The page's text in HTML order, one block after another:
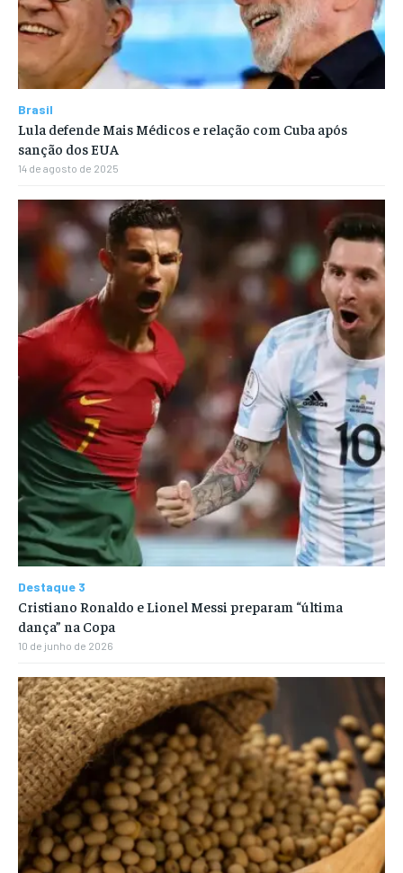
Brasil
Lula defende Mais Médicos e relação com Cuba após
sanção dos EUA
14 de agosto de 2025
Destaque 3
Cristiano Ronaldo e Lionel Messi preparam “última
dança” na Copa
10 de junho de 2026